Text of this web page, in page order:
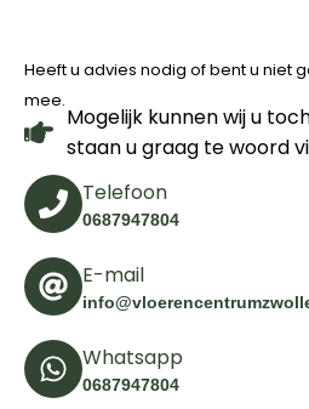
Heeft u advies nodig of bent u niet
mee.
Mogelijk kunnen wij u
staan u graag te woord
Telefoon
0687947804
E-mail
Whatsapp
0687947804